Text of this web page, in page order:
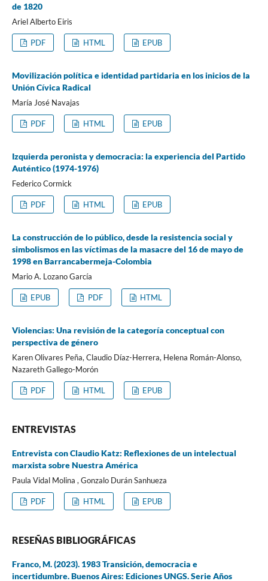
de 1820
Ariel Alberto Eiris
PDF HTML EPUB
Movilización política e identidad partidaria en los inicios de la
Unión Cívica Radical
María José Navajas
PDF HTML EPUB
Izquierda peronista y democracia: la experiencia del Partido
Auténtico (1974-1976)
Federico Cormick
PDF HTML EPUB
La construcción de lo público, desde la resistencia social y
simbolismos en las víctimas de la masacre del 16 de mayo de
1998 en Barrancabermeja-Colombia
Mario A. Lozano García
EPUB PDF HTML
Violencias: Una revisión de la categoría conceptual con
perspectiva de género
Karen Olivares Peña, Claudio Díaz-Herrera, Helena Román-Alonso,
Nazareth Gallego-Morón
PDF HTML EPUB
ENTREVISTAS
Entrevista con Claudio Katz: Reflexiones de un intelectual
marxista sobre Nuestra América
Paula Vidal Molina , Gonzalo Durán Sanhueza
PDF HTML EPUB
RESEÑAS BIBLIOGRÁFICAS
Franco, M. (2023). 1983 Transición, democracia e
incertidumbre. Buenos Aires: Ediciones UNGS. Serie Años